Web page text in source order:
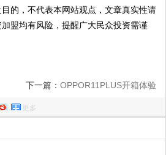
的，不代表本网站观点，文章真实性请
盟均有风险，提醒广大民众投资需谨
下一篇： OPPOR11PLUS开箱体验
更多